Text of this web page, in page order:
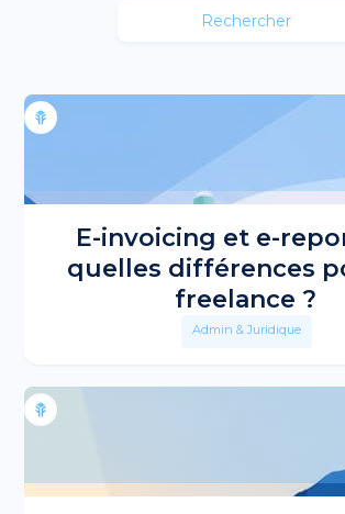
E-invoicing et e-
quelles différences
freelance ?
Admin & Juridique